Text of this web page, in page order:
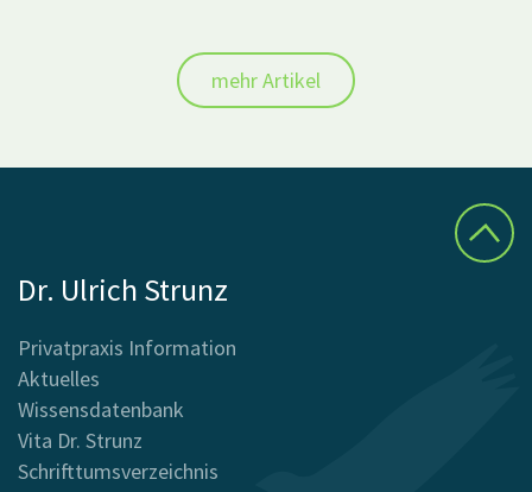
mehr Artikel
Dr. Ulrich Strunz
Privatpraxis Information
Aktuelles
Wissensdatenbank
Vita Dr. Strunz
Schrifttumsverzeichnis